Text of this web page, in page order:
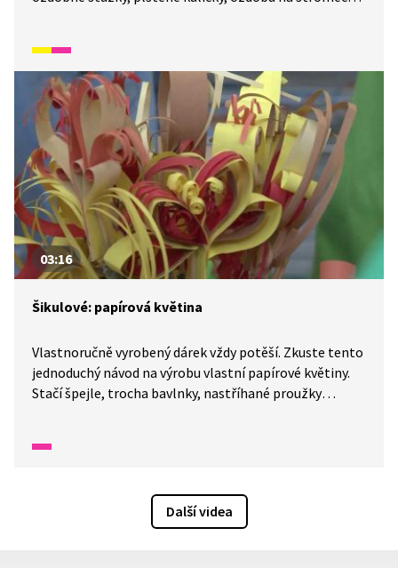
bude trvat přibližně 20 minut.
03:16
Šikulové: papírová květina
Vlastnoručně vyrobený dárek vždy potěší. Zkuste tento
jednoduchý návod na výrobu vlastní papírové květiny.
Stačí špejle, trocha bavlnky, nastříhané proužky
a dozajista potěší.
Další videa